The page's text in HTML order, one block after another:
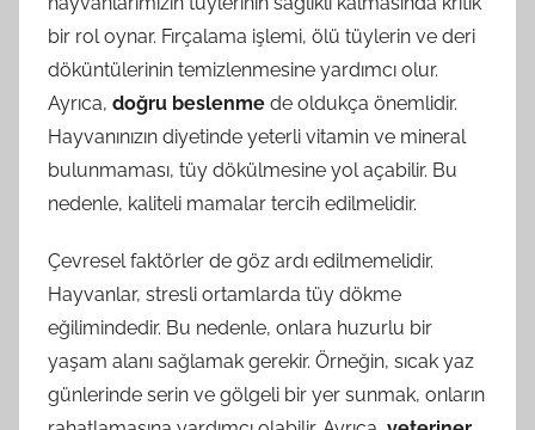
bir rol oynar. Fırçalama işlemi, ölü tüylerin ve deri
döküntülerinin temizlenmesine yardımcı olur.
Ayrıca, doğru beslenme de oldukça önemlidir.
Hayvanınızın diyetinde yeterli vitamin ve mineral
bulunmaması, tüy dökülmesine yol açabilir. Bu
nedenle, kaliteli mamalar tercih edilmelidir.
Çevresel faktörler de göz ardı edilmemelidir.
Hayvanlar, stresli ortamlarda tüy dökme
eğilimindedir. Bu nedenle, onlara huzurlu bir
yaşam alanı sağlamak gerekir. Örneğin, sıcak yaz
günlerinde serin ve gölgeli bir yer sunmak, onların